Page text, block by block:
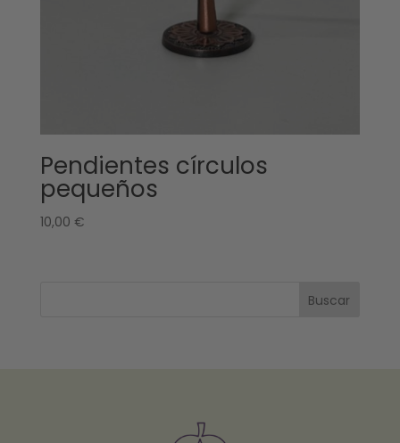
Pendientes círculos
pequeños
10,00 €
Buscar